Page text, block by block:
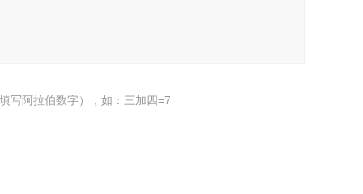
写阿拉伯数字），如：三加四=7